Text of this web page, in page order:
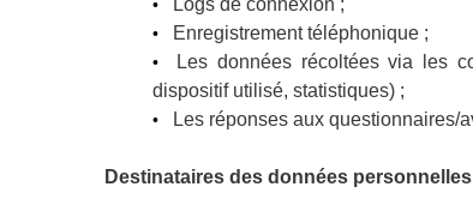
•
• Enregistrement téléphonique ;
•
Les données récoltées via les
dispositif utilisé, statistiques) ;
• Les réponses aux questionnaires/
Destinataires des données personnelles